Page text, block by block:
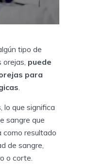
tipo de
puede
para
lo que significa
sangre que
como resultado
de sangre,
o corte.